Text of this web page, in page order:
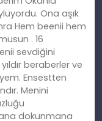
Ona aşık
Hem beenii hem
. 16
sevdiğini
beraberler ve
Ensestten
Menini
dokunmana